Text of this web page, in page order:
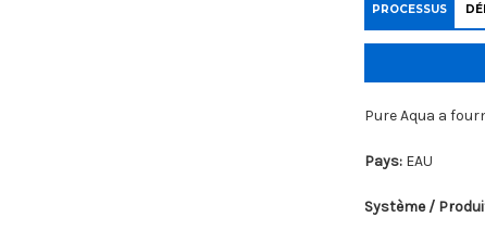
PROCESSUS
Pure Aqua a
Pays: EAU
Système /